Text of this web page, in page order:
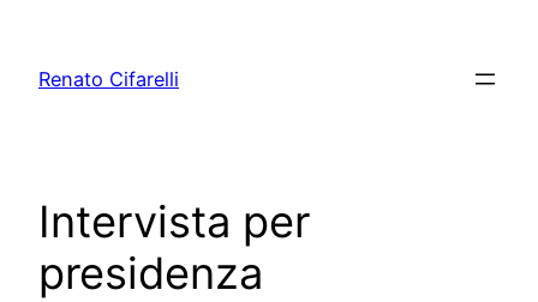
contenuto
Renato Cifarelli
Intervista per
presidenza